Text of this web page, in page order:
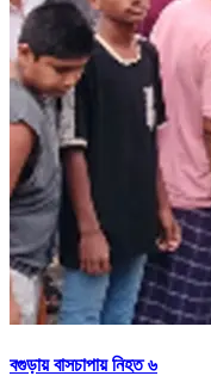
বগুড়ায় বাসচাপায় নিহত ৬